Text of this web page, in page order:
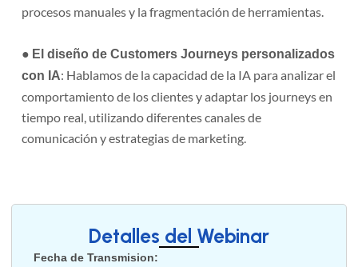
procesos manuales y la fragmentación de herramientas.
● El diseño de Customers Journeys personalizados
con IA: Hablamos de la capacidad de la IA para analizar el
comportamiento de los clientes y adaptar los journeys en
tiempo real, utilizando diferentes canales de
comunicación y estrategias de marketing.
Detalles del Webinar
Fecha de Transmision: